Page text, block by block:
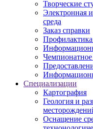
Творческие
Электронная
среда
Заказ справки
Профилактика
Специализации
Картография
Геология и
Оснащение